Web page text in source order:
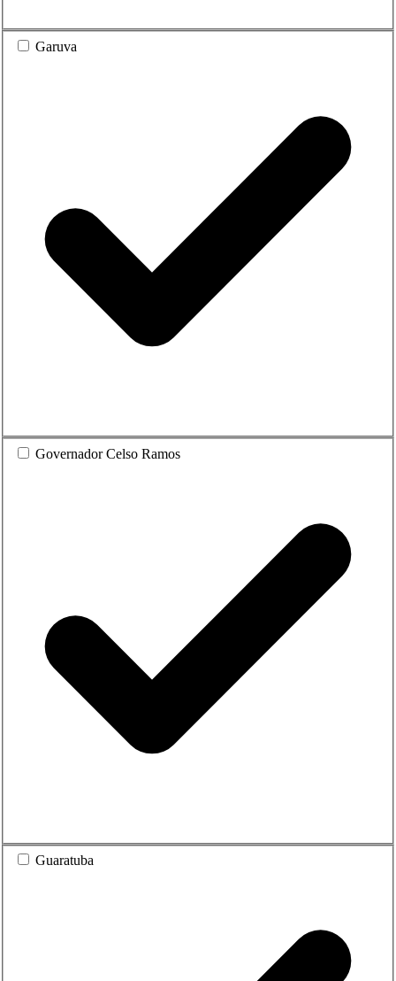
Garuva
Governador Celso Ramos
Guaratuba